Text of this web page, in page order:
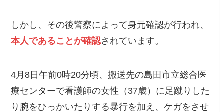
しかし、その後警察によって身元確認が行われ、
本人であることが確認されています。
4月8日午前0時20分頃、搬送先の島田市立総合医
療センターで看護師の女性（37歳）に足蹴りした
り腕をひっかいたりする暴行を加え、ケガをさせ